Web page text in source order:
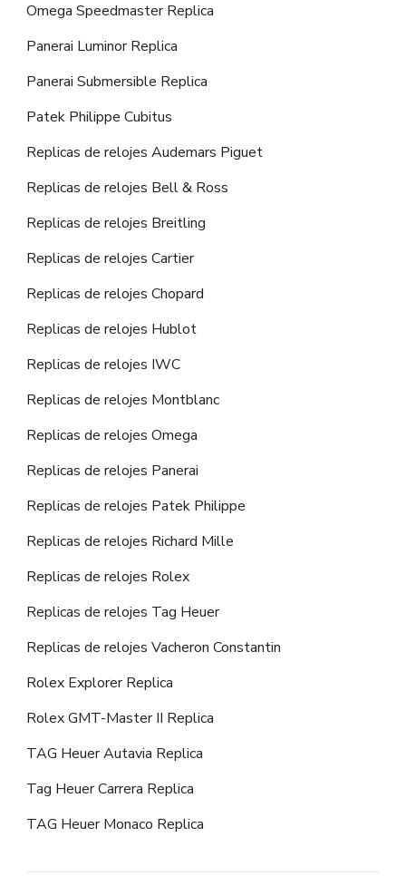
Omega Speedmaster Replica
Panerai Luminor Replica
Panerai Submersible Replica
Patek Philippe Cubitus
Replicas de relojes Audemars Piguet
Replicas de relojes Bell & Ross
Replicas de relojes Breitling
Replicas de relojes Cartier
Replicas de relojes Chopard
Replicas de relojes Hublot
Replicas de relojes IWC
Replicas de relojes Montblanc
Replicas de relojes Omega
Replicas de relojes Panerai
Replicas de relojes Patek Philippe
Replicas de relojes Richard Mille
Replicas de relojes Rolex
Replicas de relojes Tag Heuer
Replicas de relojes Vacheron Constantin
Rolex Explorer Replica
Rolex GMT-Master II Replica
TAG Heuer Autavia Replica
Tag Heuer Carrera Replica
TAG Heuer Monaco Replica